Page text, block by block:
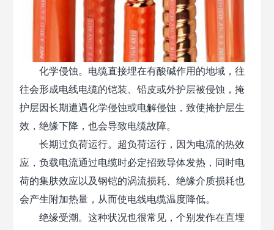
化学侵蚀。电缆直接埋在有酸碱作用的地域，往
往会形成电线电缆的铠装、铅皮或外护层被侵蚀，掩
护层因长期遭遇化学侵蚀或电解侵蚀，致使掩护层生
效，绝缘下降，也会导致电缆故障。
长期过负荷运行。超负荷运行，因为电流的热效
应，负载电流通过电缆时必定招致导体发热，同时电
荷的集肤效应以及钢铠的涡流损耗、绝缘介质损耗也
会产生附加热量，从而使电线电缆温度降低。
绝缘受潮。这种状况也很常见，个别发作在直埋